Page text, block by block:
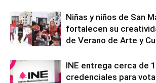
Niñas y niños de San
fortalecen su
de Verano de Arte y
INE entrega cerca de
credenciales para